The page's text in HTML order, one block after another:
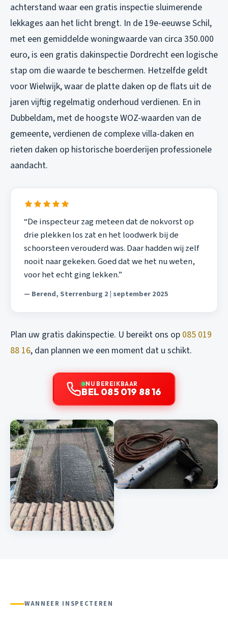
achterstand waar een gratis inspectie sluimerende
lekkages aan het licht brengt. In de 19e-eeuwse Schil,
met een gemiddelde woningwaarde van circa 350.000
euro, is een gratis dakinspectie Dordrecht een logische
stap om die waarde te beschermen. Hetzelfde geldt
voor Wielwijk, waar de platte daken op de flats uit de
jaren vijftig regelmatig onderhoud verdienen. En in
Dubbeldam, met de hoogste WOZ-waarden van de
gemeente, verdienen de complexe villa-daken en
rieten daken op historische boerderijen professionele
aandacht.
“De inspecteur zag meteen dat de nokvorst op
drie plekken los zat en het loodwerk bij de
schoorsteen verouderd was. Daar hadden wij zelf
nooit naar gekeken. Goed dat we het nu weten,
voor het echt ging lekken.”
— Berend, Sterrenburg 2 | september 2025
Plan uw gratis dakinspectie. U bereikt ons op 085 019
88 16, dan plannen we een moment dat u schikt.
NU BEREIKBAAR
BEL 085 019 88 16
WANNEER INSPECTEREN